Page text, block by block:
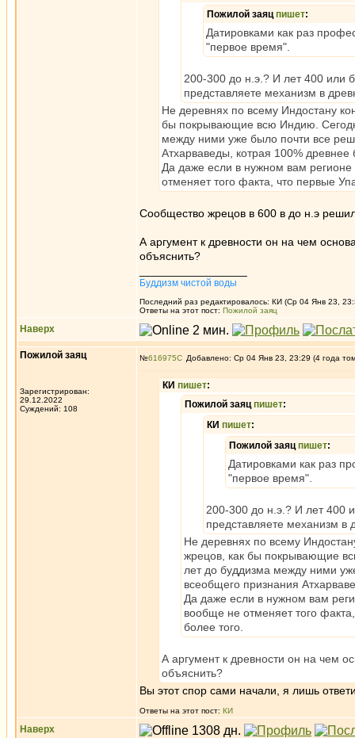
Пожилой заяцпишет:
Датировками как раз
"первое время".
200-300 до н.э.? И лет 400 или
представляете механизм в
Не деревнях по всему Индостану
бы покрывающие всю Индию.
между ними уже было почти все
Атхарваведы, котрая 100%
Да даже если в нужном вам
отменяет того факта, что первые
Сообщество жрецов в 600 в до н.э
А аргумент к древности он на чем
объяснить?
Буддизм чистой воды
Последний раз редактировалось: КИ (Ср 04 Янв 23,
Ответы на этот пост: Пожилой заяц
Наверх
Пожилой заяц
Зарегистрирован:
29.12.2022
Суждений: 108
№616975 Добавлено: Ср 04 Янв 23, 23:29 (4 года
КИ пишет:
Пожилой заяцпишет:
КИ пишет:
Пожилой заяцпишет:
Датировками как раз
"первое время".
200-300 до н.э.? И лет 400
представляете механизм в
Не деревнях по всему
жрецов, как бы покрывающие
лет до буддизма между ними
всеобщего признания
Да даже если в нужном вам
вообще не отменяет того
более того.
А аргумент к древности он на чем
объяснить?
Вы этот спор сами начали, я лишь
Ответы на этот пост: КИ
Наверх